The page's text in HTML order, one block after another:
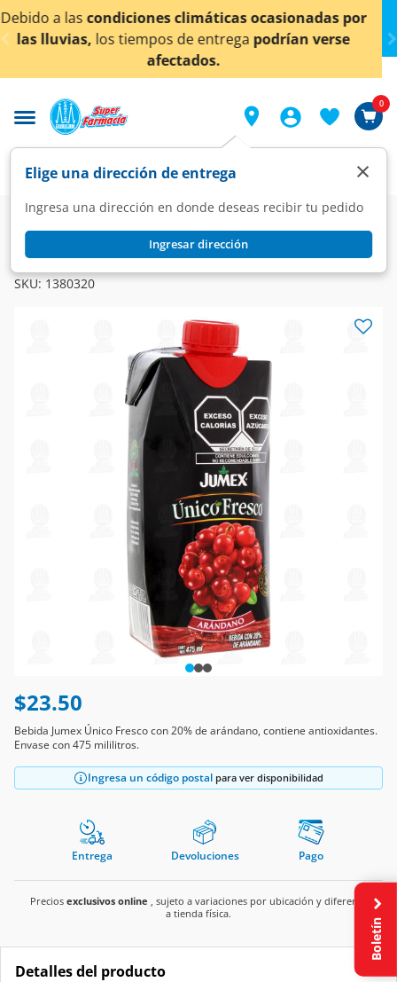
< div class="carousel-inner">
ocasionadas por
podrían verse
¡Ahora también en
conocer
Elige una dirección de entrega
Ingresa una dirección en donde deseas recibir tu pedido
Ingresar dirección
×
0
Super Bebidas Jugos y Néctares Néctares
Bebida Jumex Único Fresco con Arándano, 475 ml.
SKU: 1380320
$23.50
Bebida Jumex Único Fresco con 20% de arándano, contiene antioxidantes.
Envase con 475 mililitros.
Ingresa un código postal para ver disponibilidad
Entrega Devoluciones Pago
Precios exclusivos online , sujeto a variaciones por ubicación y diferente
a tienda física.
Detalles del producto
Boletín